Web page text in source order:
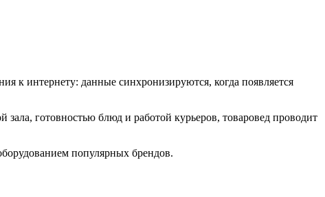
к интернету: данные синхронизируются, когда появляется
зала, готовностью блюд и работой курьеров, товаровед проводит
популярных брендов.